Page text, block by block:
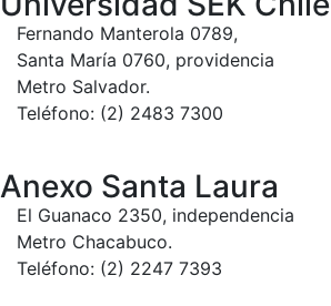
Fernando Manterola 0789,
Santa María 0760, providencia
Metro Salvador.
Teléfono: (2) 2483 7300
Anexo Santa Laura
El Guanaco 2350, independencia
Metro Chacabuco.
Teléfono: (2) 2247 7393